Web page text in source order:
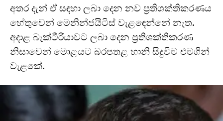
අතර දැන් ඒ සඳහා ලබා දෙන නව ප්‍රතිශක්තිකරණය
හේතුවෙන් මෙනින්ජයිටිස් වැළඳෙන්නේ නැත.
අදාළ බැක්ටීරියාවට ලබා දෙන ප්‍රතිශක්තිකරණ
නිසාවෙන් මොළයට බරපතළ හානි සිදුවීම එමගින්
වැළකේ.